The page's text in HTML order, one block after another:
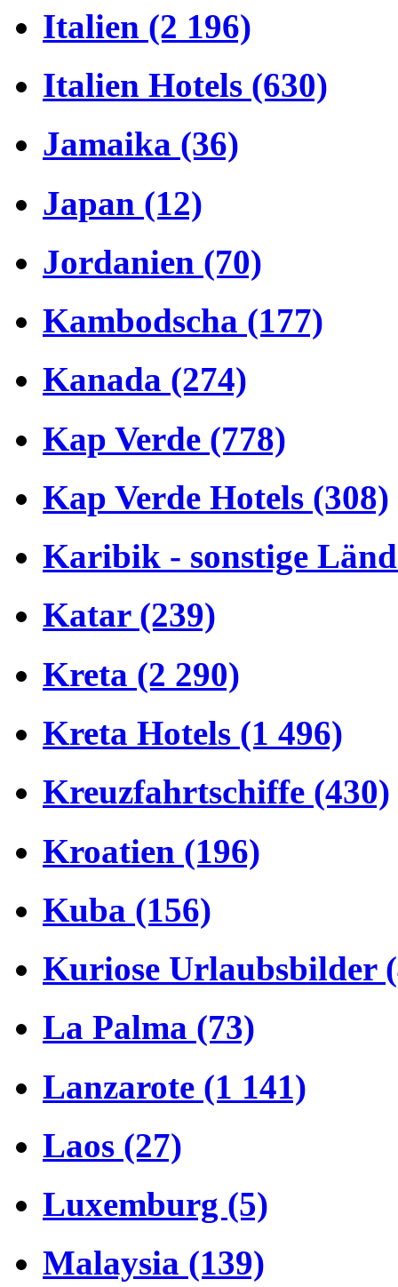
Italien (2 196)
Italien Hotels (630)
Jamaika (36)
Japan (12)
Jordanien (70)
Kambodscha (177)
Kanada (274)
Kap Verde (778)
Kap Verde Hotels (308)
Karibik - sonstige
Katar (239)
Kreta (2 290)
Kreta Hotels (1 496)
Kreuzfahrtschiffe (430)
Kroatien (196)
Kuba (156)
Kuriose Urlaubsbilder
La Palma (73)
Lanzarote (1 141)
Laos (27)
Luxemburg (5)
Malaysia (139)